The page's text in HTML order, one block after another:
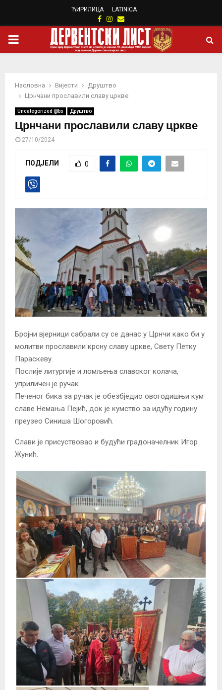
ЋИРИЛИЦА LATINICA
Facebook
Instagram
Email
PRIMARY
Насловна Вијести
Друштво
Црнчани прославили славу цркве
Uncategorized @bs Друштво
Црнчани прославили славу цркве
27/10/2024
ПОДЈЕЛИ 0
Бројни вјерници сабрали су се данас у Црнчи како би у
молитви прославили крсну славу цркве, Свету Петку
Параскеву.
Послије литургије и ломљења славског колача,
уприличен је ручак.
Печеног бика за ручак је обезбједио овогодишњи кум
славе Немања Пејић, док је кумство за идућу годину
преузео Синиша Шогоровић.
Слави је присуствовао и будући градоначелник Игор
Жунић.